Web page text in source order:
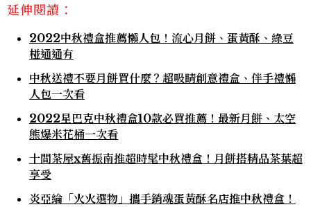
延伸閱讀：
2022中秋禮盒推薦懶人包！流心月餅、蛋黃酥、綠豆
椪通通有
中秋送禮不要月餅買什麼？超吸睛創意禮盒、伴手禮懶
人包一次看
2022星巴克中秋禮盒10款必買推薦！最新月餅、太空
熊爆米花桶一次看
十間茶屋x舊振南推超時髦中秋禮盒！月餅搭精品茶葉超
享受
炎亞綸「火火選物」攜手銷魂蛋黃酥名店推中秋禮盒！